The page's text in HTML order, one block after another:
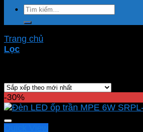
Tìm
kiếm:
Trang chủ
Lọc
-30%